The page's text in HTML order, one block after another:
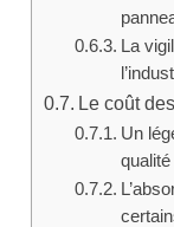
La
Le coût
Un